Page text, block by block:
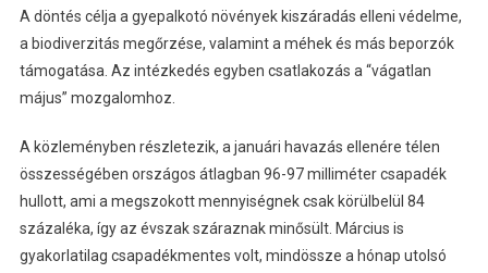
A döntés célja a gyepalkotó növények kiszáradás elleni védelme,
a biodiverzitás megőrzése, valamint a méhek és más beporzók
támogatása. Az intézkedés egyben csatlakozás a “vágatlan
május” mozgalomhoz.
A közleményben részletezik, a januári havazás ellenére télen
összességében országos átlagban 96-97 milliméter csapadék
hullott, ami a megszokott mennyiségnek csak körülbelül 84
százaléka, így az évszak száraznak minősült. Március is
gyakorlatilag csapadékmentes volt, mindössze a hónap utolsó